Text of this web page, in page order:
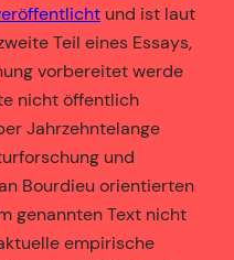
und ist laut
Teil eines Essays,
vorbereitet werde
nicht öffentlich
Jahrzehntelange
und
Bourdieu orientierten
genannten Text nicht
empirische